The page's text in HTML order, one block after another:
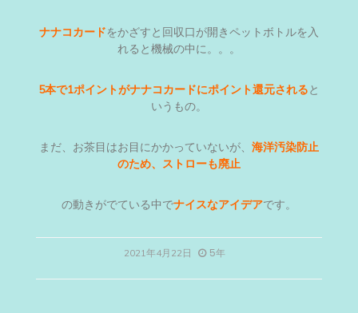
ナナコカードをかざすと回収口が開きペットボトルを入
れると機械の中に。。。
5本で1ポイントがナナコカードにポイント還元されると
いうもの。
まだ、お茶目はお目にかかっていないが、 海洋汚染防止
のため、ストローも廃止
の動きがでている中でナイスなアイデアです。
2021年4月22日 5年